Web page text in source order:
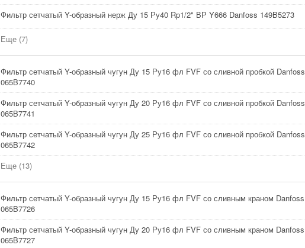
Фильтр сетчатый Y-образный нерж Ду 15 Ру40 Rp1/2" ВР Y666 Danfoss 149B5273
Еще (7)
Фильтр сетчатый Y-образный чугун Ду 15 Ру16 фл FVF со сливной пробкой Danfoss
065B7740
Фильтр сетчатый Y-образный чугун Ду 20 Ру16 фл FVF со сливной пробкой Danfoss
065B7741
Фильтр сетчатый Y-образный чугун Ду 25 Ру16 фл FVF со сливной пробкой Danfoss
065B7742
Еще (13)
Фильтр сетчатый Y-образный чугун Ду 15 Ру16 фл FVF со сливным краном Danfoss
065B7726
Фильтр сетчатый Y-образный чугун Ду 20 Ру16 фл FVF со сливным краном Danfoss
065B7727